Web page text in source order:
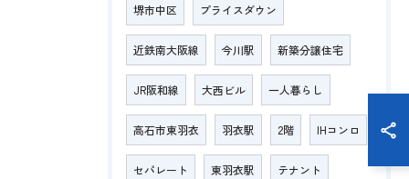
堺市中区 プライスダウン
近鉄南大阪線 今川駅 新築分譲住宅
JR阪和線 大西ビル 一人暮らし
高石市東羽衣 羽衣駅 2階 IHコンロ
セパレート 東羽衣駅 テナント